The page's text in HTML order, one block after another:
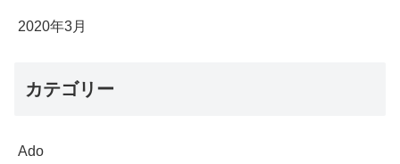
2020年3月
カテゴリー
Ado